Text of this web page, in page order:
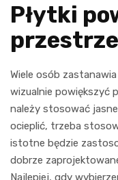
Płytki
Wiele osób
wizualnie powiększyć
należy stosować
ocieplić, trzeba
istotne będzie
dobrze
Najlepiej, gdy